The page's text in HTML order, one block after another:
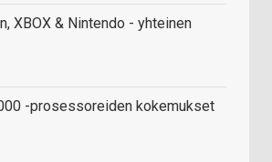
XBOX & Nintendo - yhteinen
-prosessoreiden kokemukset